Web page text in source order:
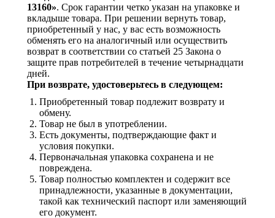
13160». Срок гарантии четко указан на упаковке и
вкладыше товара. При решении вернуть товар,
приобретенный у нас, у вас есть возможность
обменять его на аналогичный или осуществить
возврат в соответствии со статьей 25 Закона о
защите прав потребителей в течение четырнадцати
дней.
При возврате, удостоверьтесь в следующем:
Приобретенный товар подлежит возврату и
обмену.
Товар не был в употреблении.
Есть документы, подтверждающие факт и
условия покупки.
Первоначальная упаковка сохранена и не
повреждена.
Товар полностью комплектен и содержит все
принадлежности, указанные в документации,
такой как технический паспорт или заменяющий
его документ.